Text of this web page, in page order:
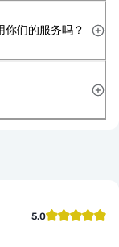
你们的服务吗？
5.0